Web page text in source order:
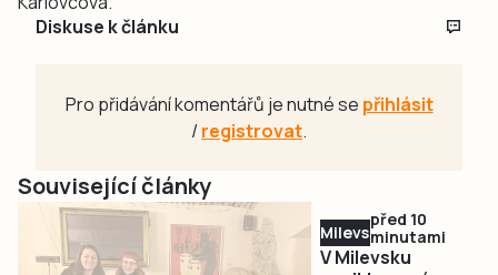
Diskuse k článku
Pro přidávání komentářů je nutné se přihlásit
/registrovat.
Související články
Milevsko
před 10
minutami
V Milevsku